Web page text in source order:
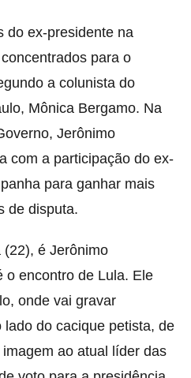
do ex-presidente na
para o
a colunista do
Mônica Bergamo. Na
Jerônimo
com a participação do ex-
para ganhar mais
de disputa.
(22), é Jerônimo
o encontro de Lula. Ele
onde vai gravar
do cacique petista, de
ao atual líder das